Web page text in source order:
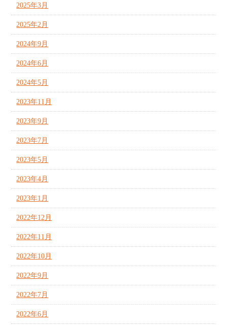
2025年3月
2025年2月
2024年9月
2024年6月
2024年5月
2023年11月
2023年9月
2023年7月
2023年5月
2023年4月
2023年1月
2022年12月
2022年11月
2022年10月
2022年9月
2022年7月
2022年6月